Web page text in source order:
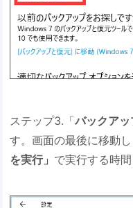
ステップ3.「バックア
す。画面の最後に移動し
を実行」 で実行する時